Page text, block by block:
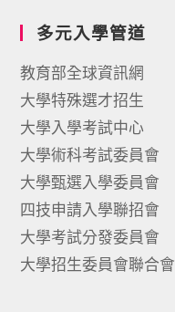
多元入學管道
教育部全球資訊網
大學特殊選才招生
大學入學考試中心
大學術科考試委員會
大學甄選入學委員會
四技申請入學聯招會
大學考試分發委員會
大學招生委員會聯合會